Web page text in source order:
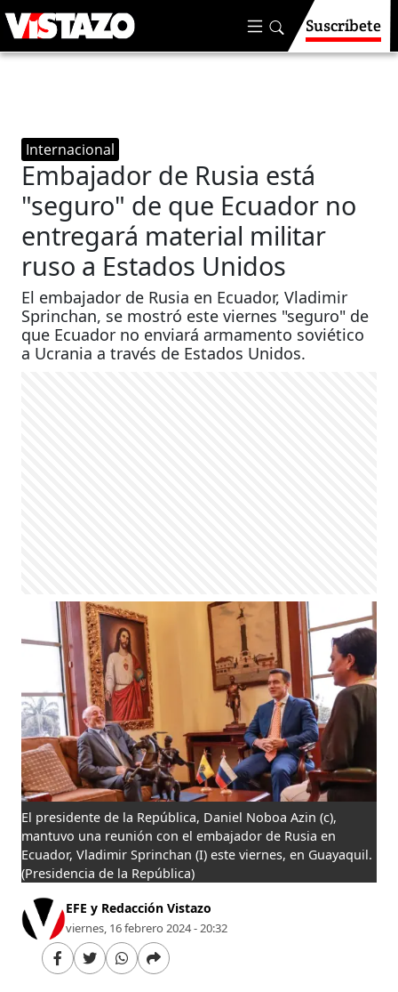
Suscríbete
Internacional
Embajador de Rusia está
"seguro" de que Ecuador no
entregará material militar
ruso a Estados Unidos
El embajador de Rusia en Ecuador, Vladimir
Sprinchan, se mostró este viernes "seguro" de
que Ecuador no enviará armamento soviético
a Ucrania a través de Estados Unidos.
El presidente de la República, Daniel Noboa Azin (c),
mantuvo una reunión con el embajador de Rusia en
Ecuador, Vladimir Sprinchan (I) este viernes, en Guayaquil.
(Presidencia de la República)
EFE y Redacción Vistazo
viernes, 16 febrero 2024 - 20:32